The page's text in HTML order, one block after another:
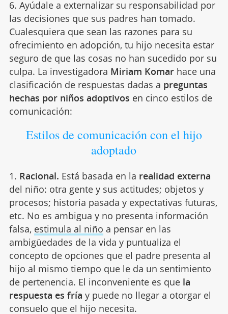
6. Ayúdale a externalizar su responsabilidad por
las decisiones que sus padres han tomado.
Cualesquiera que sean las razones para su
ofrecimiento en adopción, tu hijo necesita estar
seguro de que las cosas no han sucedido por su
culpa. La investigadora Miriam Komarhace una
clasificación de respuestas dadas a preguntas
hechas por niños adoptivos en cinco estilos de
comunicación:
Estilos de comunicación con el hijo
adoptado
1. Racional. Está basada en la realidad externa
del niño: otra gente y sus actitudes; objetos y
procesos; historia pasada y expectativas futuras,
etc. No es ambigua y no presenta información
falsa, estimula al niño a pensar en las
ambigüedades de la vida y puntualiza el
concepto de opciones que el padre presenta al
hijo al mismo tiempo que le da un sentimiento
de pertenencia. El inconveniente es que la
respuesta es fría y puede no llegar a otorgar el
consuelo que el hijo necesita.